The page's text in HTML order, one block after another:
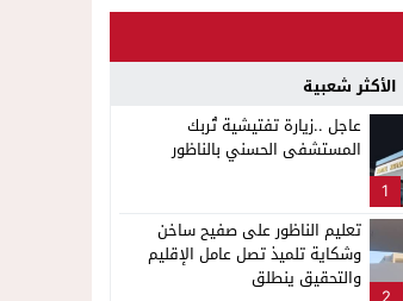
الأكثر شعبية
1
عاجل ..زيارة تفتيشية تُربك
المستشفى الحسني بالناظور
تعليم الناظور على صفيح ساخن
وشكاية تلميذ تصل عامل الإقليم
والتحقيق ينطلق